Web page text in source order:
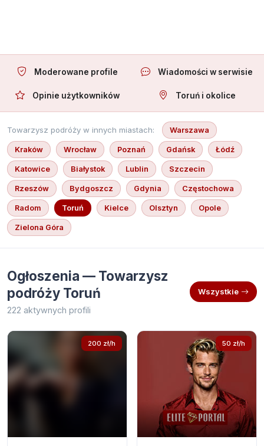
Moderowane profile Wiadomości w serwisie
Opinie użytkowników Toruń i okolice
Towarzysz podróży w innych miastach: Warszawa
Kraków Wrocław Poznań Gdańsk Łódź
Katowice Białystok Lublin Szczecin
Rzeszów Bydgoszcz Gdynia Częstochowa
Radom Toruń Kielce Olsztyn Opole
Zielona Góra
Ogłoszenia — Towarzysz
podróży Toruń
222 aktywnych profili
Wszystkie
200 zł/h 50 zł/h